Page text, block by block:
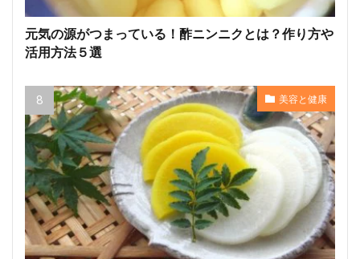
元気の源がつまっている！酢ニンニクとは？作り方や
活用方法５選
美容と健康